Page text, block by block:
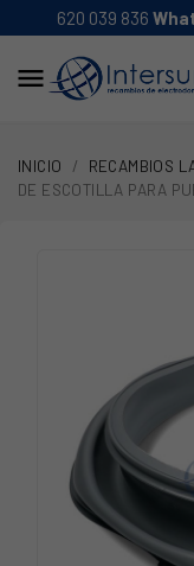
620 039 836

INICIO RECAMBIOS
DE ESCOTILLA PARA